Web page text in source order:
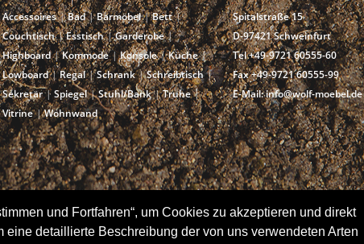
und Fortfahren“, um Cookies zu akzeptieren und direkt
detaillierte Beschreibung der von uns verwendeten Arten
Accessoires Bad Barmöbel
Bett
Couchtisch
Esstisch
Garderobe
Highboard
Kommode Konsole
Küche
Lowboard
Regal Schrank
Schreibtisch
Sekretär
Spiegel Stuhl/Bank
Truhe
Vitrine
Wohnwand
Spitalstraße 15
D-97421 Schweinfurt
Tel +49-9721 60555-60
Fax +49-9721 60555-99
E-Mail: info@wolf-moebel.de